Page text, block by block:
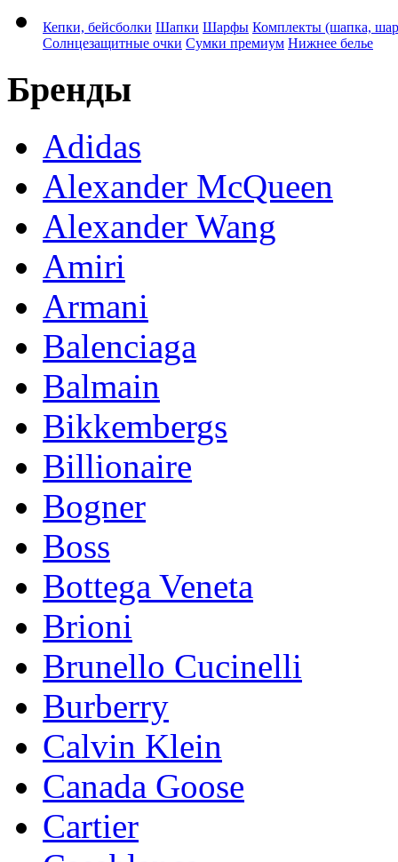
Кепки, бейсболки Шапки Шарфы Комплекты (шапка,
Солнцезащитные очки Сумки премиум Нижнее белье
Бренды
Adidas
Alexander McQueen
Alexander Wang
Amiri
Armani
Balenciaga
Balmain
Bikkembergs
Billionaire
Bogner
Boss
Bottega Veneta
Brioni
Brunello Cucinelli
Burberry
Calvin Klein
Canada Goose
Cartier